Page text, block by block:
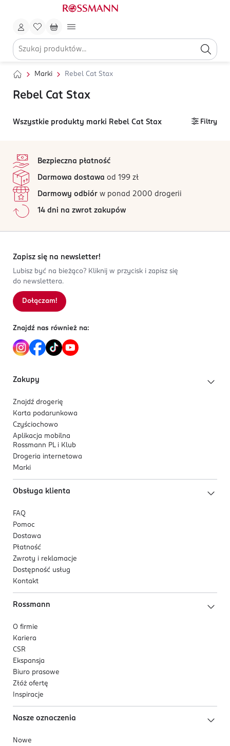
Marki Rebel Cat Stax
Rebel Cat Stax
Wszystkie produkty marki Rebel Cat Stax Filtry
Bezpieczna płatność
Darmowa dostawa od 199 zł
Darmowy odbiór w ponad 2000 drogerii
14 dni na zwrot zakupów
Zapisz się na newsletter!
Lubisz być na bieżąco? Kliknij w przycisk i zapisz się
do newslettera.
Dołączam!
Znajdź nas również na:
Zakupy
Znajdź drogerię
Karta podarunkowa
Czyściochowo
Aplikacja mobilna
Rossmann PL i Klub
Drogeria internetowa
Marki
Obsługa klienta
FAQ
Pomoc
Dostawa
Płatność
Zwroty i reklamacje
Dostępność usług
Kontakt
Rossmann
O firmie
Kariera
CSR
Ekspansja
Biuro prasowe
Złóż ofertę
Inspiracje
Nasze oznaczenia
Nowe